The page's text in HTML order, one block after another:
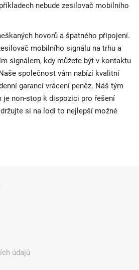
nebude zesilovač mobilního
hovorů a špatného připojení.
mobilního signálu na trhu a
signálem, kdy můžete být v kontaktu
společnost vám nabízí kvalitní
garancí vrácení peněz. Náš tým
je non-stop k dispozici pro řešení
si na lodi to nejlepší možné
údajů